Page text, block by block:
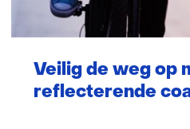
Veilig de weg op
reflecterende